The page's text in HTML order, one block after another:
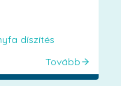
díszítés
Tovább